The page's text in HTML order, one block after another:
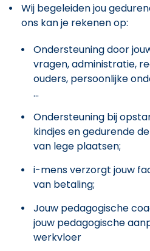
Wij begeleiden jou
ons kan je rekenen op:
Ondersteuning door
vragen, administratie,
ouders, persoonlijke
...
Ondersteuning bij
kindjes en gedurende
van lege plaatsen;
i-mens verzorgt jouw
van betaling;
Jouw pedagogische
jouw pedagogische
werkvloer